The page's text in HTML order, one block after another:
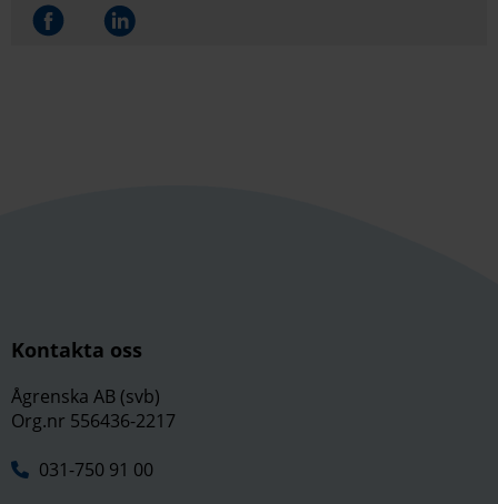
Dela på
Kontakta oss
Ågrenska AB (svb)
Org.nr 556436-2217
031-750 91 00